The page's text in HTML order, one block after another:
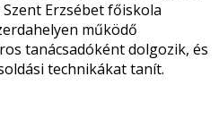
Erzsébet főiskola
működő
tanácsadóként dolgozik, és
technikákat tanít.